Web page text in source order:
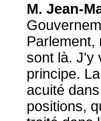
M. Jean-
Parlement,
sont là. J'y
principe.
acuité
positions,